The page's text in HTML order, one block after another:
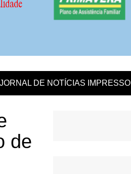
JORNAL DE NOTÍCIAS IMPRESSO
de